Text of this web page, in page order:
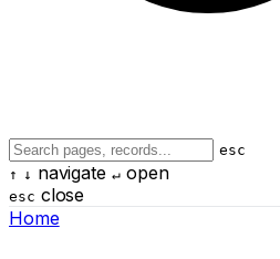
esc
↑ ↓ navigate ↵open
esc close
Home